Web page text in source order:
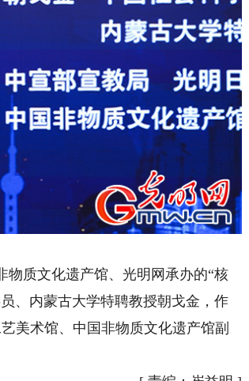
质文化遗产馆、光明网承办的“核
、内蒙古大学特聘教授朝戈金，作
美术馆、中国非物质文化遗产馆副